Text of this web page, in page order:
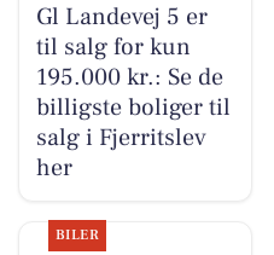
Gl Landevej 5 er
til salg for kun
195.000 kr.: Se de
billigste boliger til
salg i Fjerritslev
her
BILER